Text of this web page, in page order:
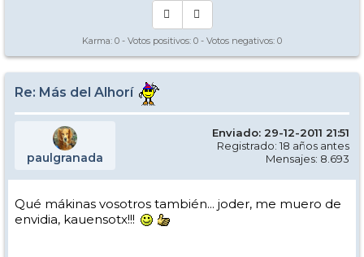
Karma: 0 - Votos positivos: 0 - Votos negativos: 0
Re: Más del Alhorí
paulgranada
Enviado: 29-12-2011 21:51
Registrado: 18 años antes
Mensajes: 8.693
Qué mákinas vosotros también... joder, me muero de
envidia, kauensotx!!!